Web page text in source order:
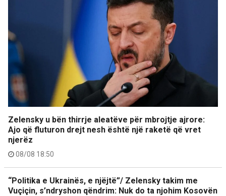
Zelensky u bën thirrje aleatëve për mbrojtje ajrore:
Ajo që fluturon drejt nesh është një raketë që vret
njerëz
08/08 18:50
“Politika e Ukrainës, e njëjtë”/ Zelensky takim me
Vuçiçin, s’ndryshon qëndrim: Nuk do ta njohim Kosovën